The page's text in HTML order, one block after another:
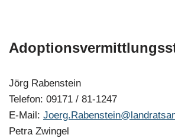
Jörg Rabenstein
Telefon: 09171 / 81-1247
E-Mail:
Petra Zwingel